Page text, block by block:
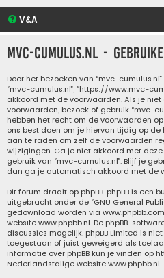
V&A
mvc-cumulus.nl -
Door het bezoeken van “mvc-cumulus.nl”
“mvc-cumulus.nl”, “https://www.mvc-
akkoord met de voorwaarden. Als je
voorwaarden, bezoek of gebruik “mvc-
hebben het recht om de voorwaarden
ons best doen om je hiervan tijdig op
aan te raden om zelf de voorwaarden
wijzigingen. Ga je niet akkoord met
gebruik van “mvc-cumulus.nl”. Blijf je
dan ga je automatisch akkoord met de
Dit forum draait op phpBB. phpBB is een
uitgebracht onder de “GNU General
gedownload worden via www.phpbb.com
websitewww.phpbb.nl. De phpBB-
discussies mogelijk. phpBB Limited is
toegestaan of juist geweigerd als
informatie over phpBB kun je vinden op
Nederlandstalige websitewww.phpbb.nl.